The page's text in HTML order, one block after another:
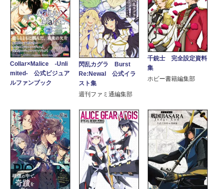
Collar×Malice -Unli
mited- 公式ビジュア
ルファンブック
閃乱カグラ Burst
Re:Newal 公式イラ
スト集
週刊ファミ通編集部
千銃士 完全設定資料
集
ホビー書籍編集部